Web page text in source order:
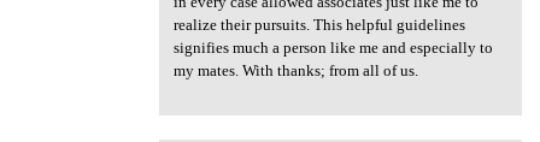
realize their pursuits. This helpful guidelines
signifies much a person like me and especially to
my mates. With thanks; from all of us.